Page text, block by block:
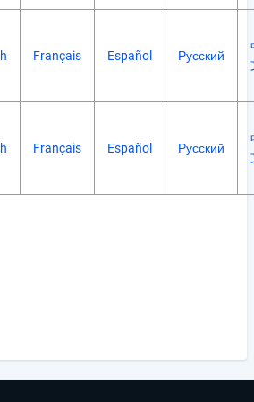
Français Español Русский
Français Español Русский